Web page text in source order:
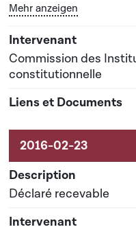
Date prévisionnelle du
05-2017
Bouton graphique
Mehr anzeigen
Commission des
constitutionnelle
Déclaré recevable